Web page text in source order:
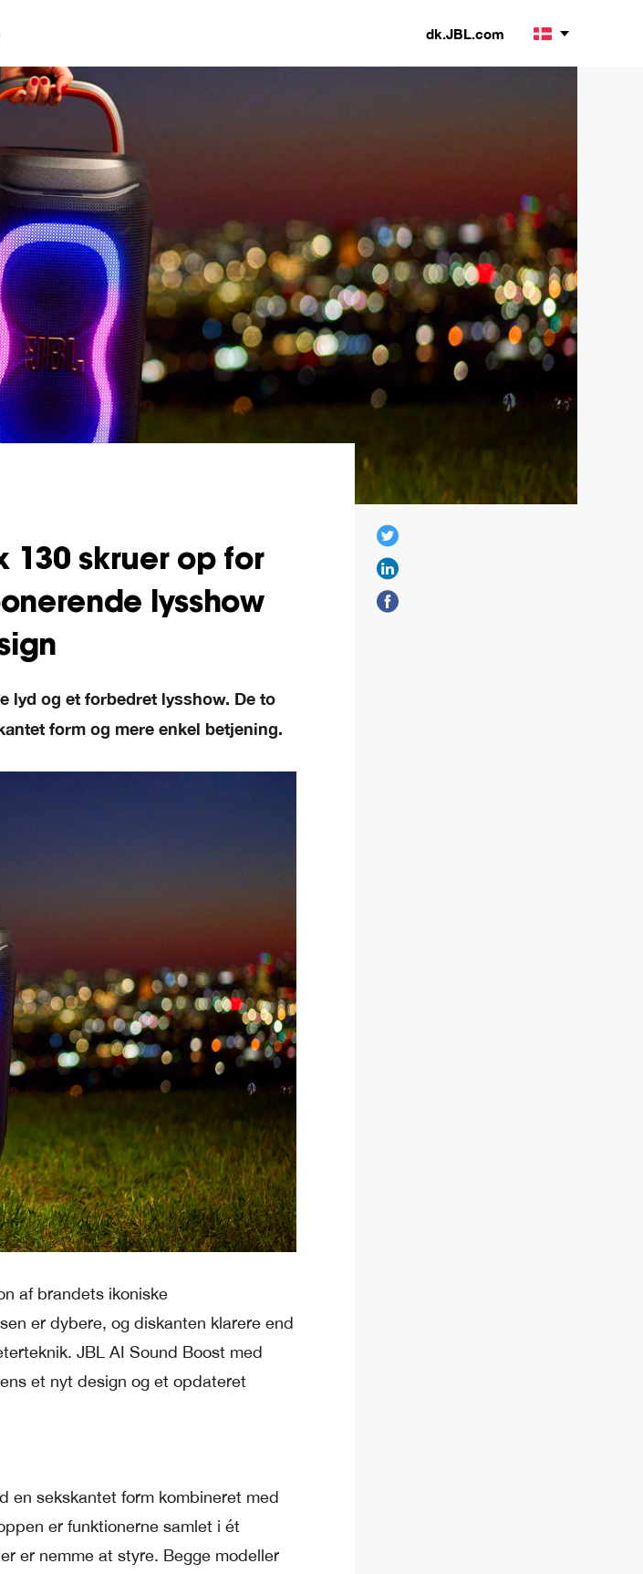
dk.JBL.com
130 skruer op for
lysshow
lyd og et forbedret lysshow. De to
form og mere enkel betjening.
af brandets ikoniske
er dybere, og diskanten klarere end
JBL AI Sound Boost med
et nyt design og et opdateret
en sekskantet form kombineret med
er funktionerne samlet i ét
er nemme at styre. Begge modeller